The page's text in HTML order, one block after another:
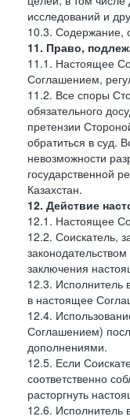
исследований и
10.3. Содержание,
11. Право,
11.1. Настоящее
Соглашением,
11.2. Все споры
обязательного
претензии
обратиться в суд.
невозможности
государственной
Казахстан.
12. Действие
12.1. Настоящее
12.2. Соискатель,
заключения
12.3. Исполнитель
в настоящее
12.4.
Соглашением)
дополнениями.
12.5. Если
соответственно
расторгнуть
12.6. Исполнитель